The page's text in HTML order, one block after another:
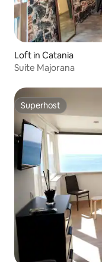
Loft in Catania
Suite Majorana
Superhost
Superhost